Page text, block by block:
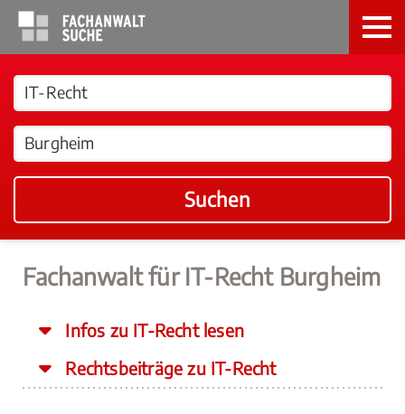
Suchen
Fachanwalt für IT-Recht Burgheim
Infos zu IT-Recht lesen
Rechtsbeiträge zu IT-Recht